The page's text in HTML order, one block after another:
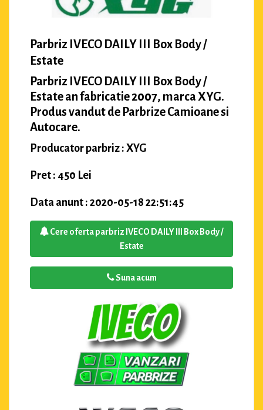
Parbriz IVECO DAILY III Box Body /
Estate
Parbriz IVECO DAILY III Box Body /
Estate an fabricatie 2007, marca XYG.
Produs vandut de Parbrize Camioane si
Autocare.
Producator parbriz : XYG
Pret : 450 Lei
Data anunt : 2020-05-18 22:51:45
Cere oferta parbriz IVECO DAILY III Box Body /
Estate
Suna acum